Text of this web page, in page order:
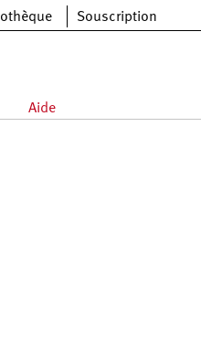
Souscription
Aide